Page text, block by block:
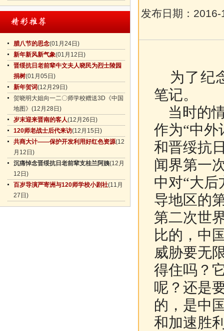
腊八节的思念(01月24日)
新年新风新气象(01月12日)
晋绥抗日老前辈牛文夫人晓民为烈士陵园
捐树(01月05日)
新年贺词(12月29日)
贺晓明大姐向一二〇师学校赠送3D《中国
地图》 (12月28日)
岁末迎来晋南的客人(12月26日)
120师老战士后代来访(12月15日)
共商大计——保护开发利用好红色资源(12
月12日)
沉痛悼念晋绥抗日老前辈支桂兰阿姨(12月
12日)
百岁导演严寄洲与120师学校小剧社(11月
27日)
发布日期： 2016-
为了纪
笔记。
当时的
作为“中外
和晋绥抗
闻界第一
中对“大
导地区的
第二次世
比的，中
威胁要无
得住吗？
呢？还是
的，是中
和加速胜